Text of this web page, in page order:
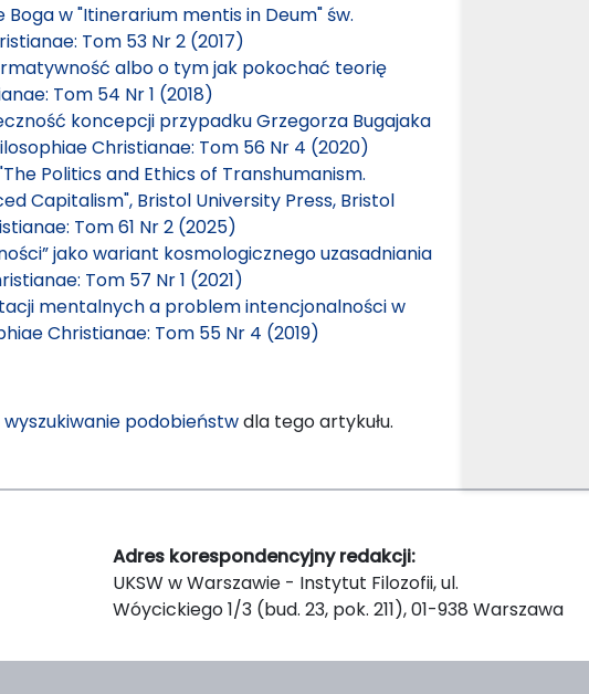
w "Itinerarium mentis in Deum" św.
Tom 53 Nr 2 (2017)
albo o tym jak pokochać teorię
Tom 54 Nr 1 (2018)
koncepcji przypadku Grzegorza Bugajaka
Christianae: Tom 56 Nr 4 (2020)
Politics and Ethics of Transhumanism.
Capitalism", Bristol University Press, Bristol
Tom 61 Nr 2 (2025)
jako wariant kosmologicznego uzasadniania
Tom 57 Nr 1 (2021)
mentalnych a problem intencjonalności w
Christianae: Tom 55 Nr 4 (2019)
podobieństwdla tego artykułu.
Adres korespondencyjny redakcji:
UKSW w Warszawie - Instytut Filozofii, ul.
Wóycickiego 1/3 (bud. 23, pok. 211), 01-938 Warszawa